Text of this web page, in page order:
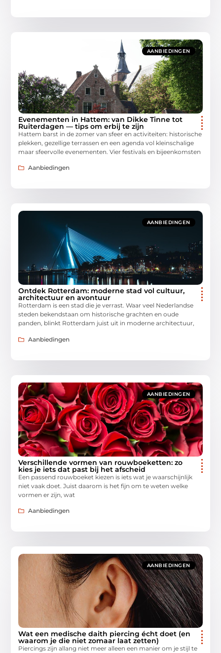
AANBIEDINGEN
Evenementen in Hattem: van Dikke Tinne tot
Ruiterdagen — tips om erbij te zijn
Hattem barst in de zomer van sfeer en activiteiten: historische
plekken, gezellige terrassen en een agenda vol kleinschalige
maar sfeervolle evenementen. Vier festivals en bijeenkomsten
Aanbiedingen
AANBIEDINGEN
Ontdek Rotterdam: moderne stad vol cultuur,
architectuur en avontuur
Rotterdam is een stad die je verrast. Waar veel Nederlandse
steden bekendstaan om historische grachten en oude
panden, blinkt Rotterdam juist uit in moderne architectuur,
Aanbiedingen
AANBIEDINGEN
Verschillende vormen van rouwboeketten: zo
kies je iets dat past bij het afscheid
Een passend rouwboeket kiezen is iets wat je waarschijnlijk
niet vaak doet. Juist daarom is het fijn om te weten welke
vormen er zijn, wat
Aanbiedingen
AANBIEDINGEN
Wat een medische daith piercing écht doet (en
waarom je die niet zomaar laat zetten)
Piercings zijn allang niet meer alleen een manier om je stijl te